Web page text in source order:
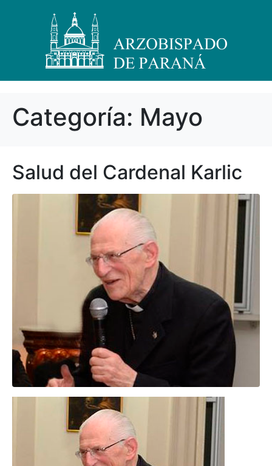
Categoría: Mayo
Salud del Cardenal Karlic